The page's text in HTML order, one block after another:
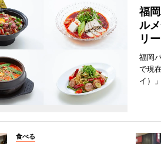
福
ル
リ
福岡
で現
イ）
食べる